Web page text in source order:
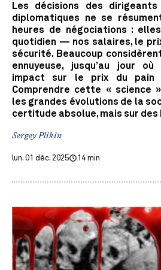
Les décisions des
diplomatiques ne se
heures de négociations :
quotidien — nos salaires, le
sécurité. Beaucoup
ennuyeuse, jusqu’au jour
impact sur le prix du pain
Comprendre cette « science
les grandes évolutions de la
certitude absolue, mais sur des
Sergey Plikin
lun. 01 déc. 2025 14 min